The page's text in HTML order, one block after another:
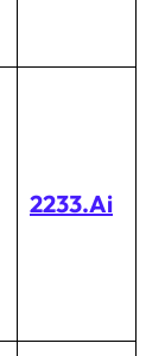
2233.Ai